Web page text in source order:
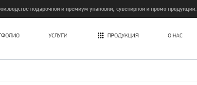
подарочной и премиум упаковки, сувенирной и промо продукции.
УСЛУГИ ПРОДУКЦИЯ О НАС